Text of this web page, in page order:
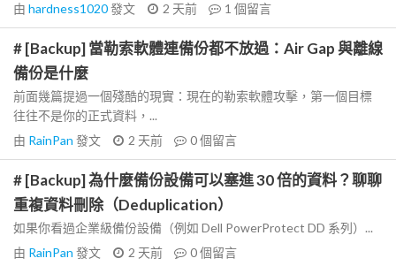
由 hardness1020發文 2 天前 1 個留言
# [Backup] 當勒索軟體連備份都不放過：Air Gap 與離線
備份是什麼
前面幾篇提過一個殘酷的現實：現在的勒索軟體攻擊，第一個目標
往往不是你的正式資料，...
由 RainPan 發文 2 天前 0個留言
# [Backup] 為什麼備份設備可以塞進 30 倍的資料？聊聊
重複資料刪除（Deduplication）
如果你看過企業級備份設備（例如 Dell PowerProtect DD 系列）...
由 RainPan 發文 2 天前 0個留言